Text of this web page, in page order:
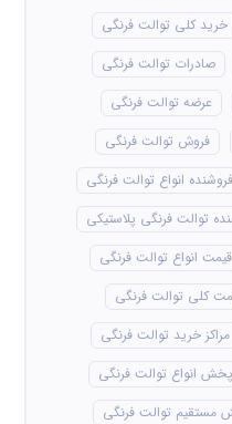
خرید کلی توالت فرنگی
صادرات توالت فرنگی
عرضه توالت فرنگی
فروش توالت فرنگی
فروشنده انواع توالت فرنگی
توالت فرنگی پلاستیکی
قیمت انواع توالت فرنگی
کلی توالت فرنگی
مراکز خرید توالت فرنگی
پخش انواع توالت فرنگی
مستقیم توالت فرنگی